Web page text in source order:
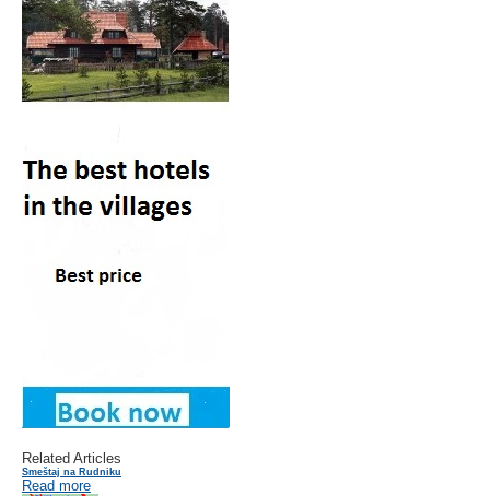
Related Articles
Smeštaj na Rudniku
Read more